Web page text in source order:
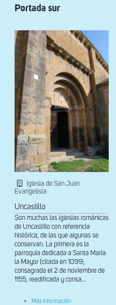
Portada sur
Iglesia de San Juan
Evangelista
Uncastillo
Son muchas las iglesias románicas
de Uncastillo con referencia
histórica, de las que algunas se
conservan. La primera es la
parroquia dedicada a Santa María
la Mayor (citada en 1099;
consagrada el 2 de noviembre de
1155, reedificada y consa...
Más información